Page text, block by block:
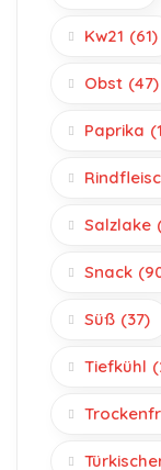
Kw21 (61)
Obst (47)
Paprika
Salzlake
Snack
Süß (37)
Tiefkühl